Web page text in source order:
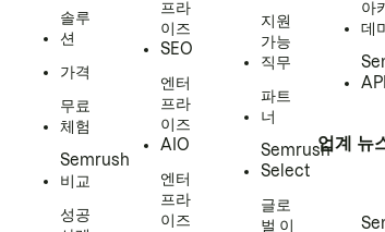
솔루
션
가격
무료
체험
Semrush
비교
성공
프라
이즈
SEO
엔터
프라
이즈
AIO
엔터
프라
이즈
지원
가능
직무
파트
너
Semrush
Select
글로
벌 이
아
데
업계 뉴